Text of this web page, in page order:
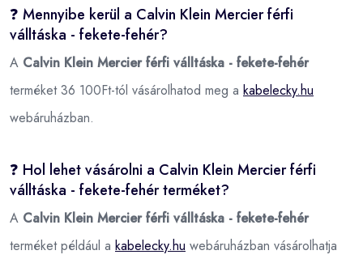
❓ Mennyibe kerül a Calvin Klein Mercier férfi
válltáska - fekete-fehér?
A Calvin Klein Mercier férfi válltáska - fekete-fehér
terméket 36 100Ft-tól vásárolhatod meg a kabelecky.hu
webáruházban.
❓ Hol lehet vásárolni a Calvin Klein Mercier férfi
válltáska - fekete-fehér terméket?
A Calvin Klein Mercier férfi válltáska - fekete-fehér
terméket például a kabelecky.hu webáruházban vásárolhatja